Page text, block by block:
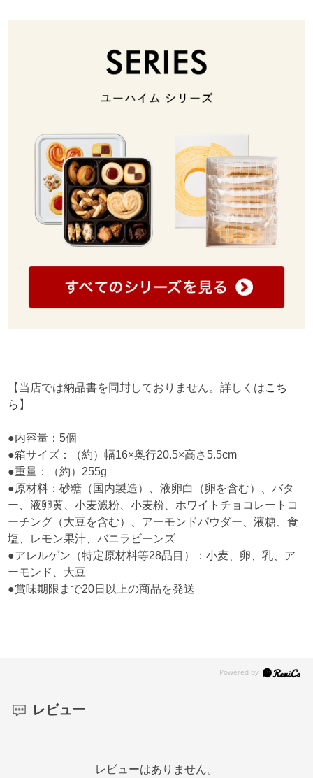
【当店では納品書を同封しておりません。詳しくはこち
ら 】
●内容量：5個
●箱サイズ：（約）幅16×奥行20.5×高さ5.5cm
●重量：（約）255g
●原材料：砂糖（国内製造）、液卵白（卵を含む）、バタ
ー、液卵黄、小麦澱粉、小麦粉、ホワイトチョコレートコ
ーチング（大豆を含む）、アーモンドパウダー、液糖、食
塩、レモン果汁、バニラビーンズ
●アレルゲン（特定原材料等28品目）：小麦、卵、乳、ア
ーモンド、大豆
●賞味期限まで20日以上の商品を発送
レビュー
レビューはありません。